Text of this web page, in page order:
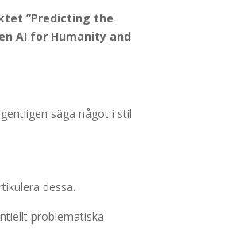
”Predicting the
AI for Humanity and
säga något i stil
dessa.
problematiska